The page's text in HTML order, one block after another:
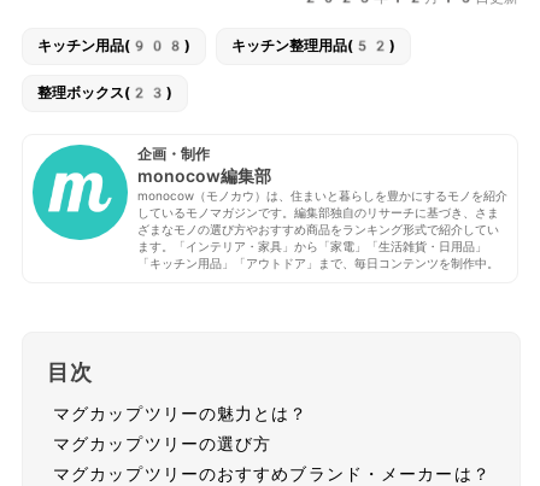
キッチン用品(908) キッチン整理用品(52)
整理ボックス(23)
企画・制作
monocow編集部
monocow（モノカウ）は、住まいと暮らしを豊かにするモノを紹介
しているモノマガジンです。編集部独自のリサーチに基づき、さま
ざまなモノの選び方やおすすめ商品をランキング形式で紹介してい
ます。「インテリア・家具」から「家電」「生活雑貨・日用品」
「キッチン用品」「アウトドア」まで、毎日コンテンツを制作中。
目次
マグカップツリーの魅力とは？
マグカップツリーの選び方
マグカップツリーのおすすめブランド・メーカーは？